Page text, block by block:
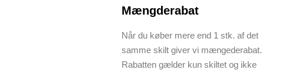
Mængderabat
Når du køber mere end 1 stk. af det
samme skilt giver vi mængederabat.
Rabatten gælder kun skiltet og ikke